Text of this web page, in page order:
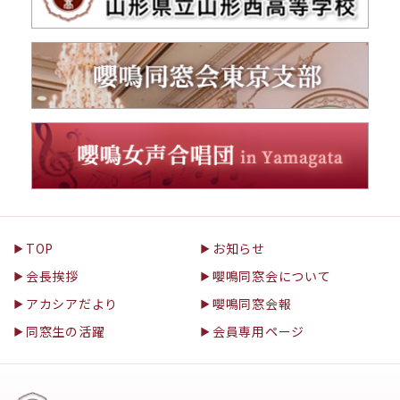
TOP
お知らせ
会長挨拶
嚶鳴同窓会について
アカシアだより
嚶鳴同窓会報
同窓生の活躍
会員専用ページ